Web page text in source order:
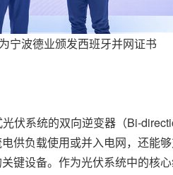
宁波德业颁发西班牙并网证书
伏系统的双向逆变器（Bi-
负载使用或并入电网，还能
键设备。作为光伏系统中的核